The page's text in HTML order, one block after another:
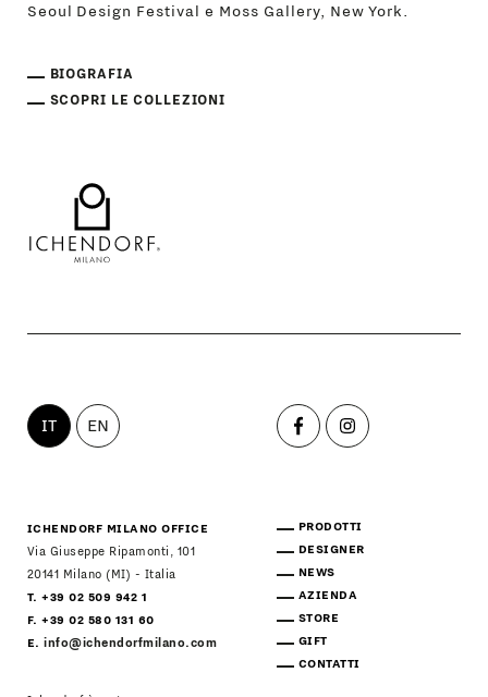
Seoul Design Festival e Moss Gallery, New York.
BIOGRAFIA
SCOPRI LE COLLEZIONI
IT EN
ICHENDORF MILANO OFFICE
Via Giuseppe Ripamonti, 101
20141 Milano (MI) - Italia
T. +39 02 509 942 1
F. +39 02 580 131 60
E.info@ichendorfmilano.com
PRODOTTI
DESIGNER
NEWS
AZIENDA
STORE
GIFT
CONTATTI